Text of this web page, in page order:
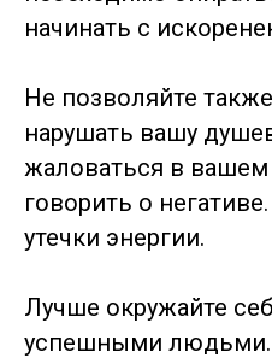
начинать с
Не позволяйте
нарушать вашу
жаловаться в вашем
говорить о
утечки энергии.
Лучше окружайте
успешными людьми.